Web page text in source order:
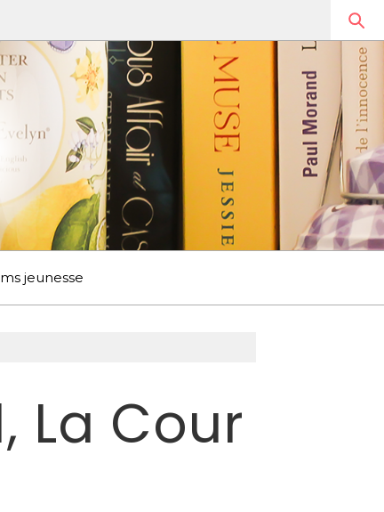
jeunesse
La Cour